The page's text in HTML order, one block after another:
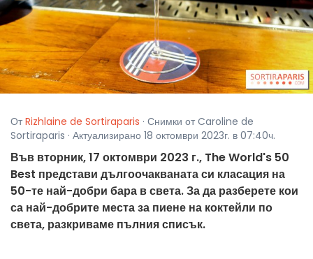
От Rizhlaine de Sortiraparis · Снимки от Caroline de
Sortiraparis · Актуализирано 18 октомври 2023г. в 07:40ч.
Във вторник, 17 октомври 2023 г., The World's 50
Best представи дългоочакваната си класация на
50-те най-добри бара в света. За да разберете кои
са най-добрите места за пиене на коктейли по
света, разкриваме пълния списък.